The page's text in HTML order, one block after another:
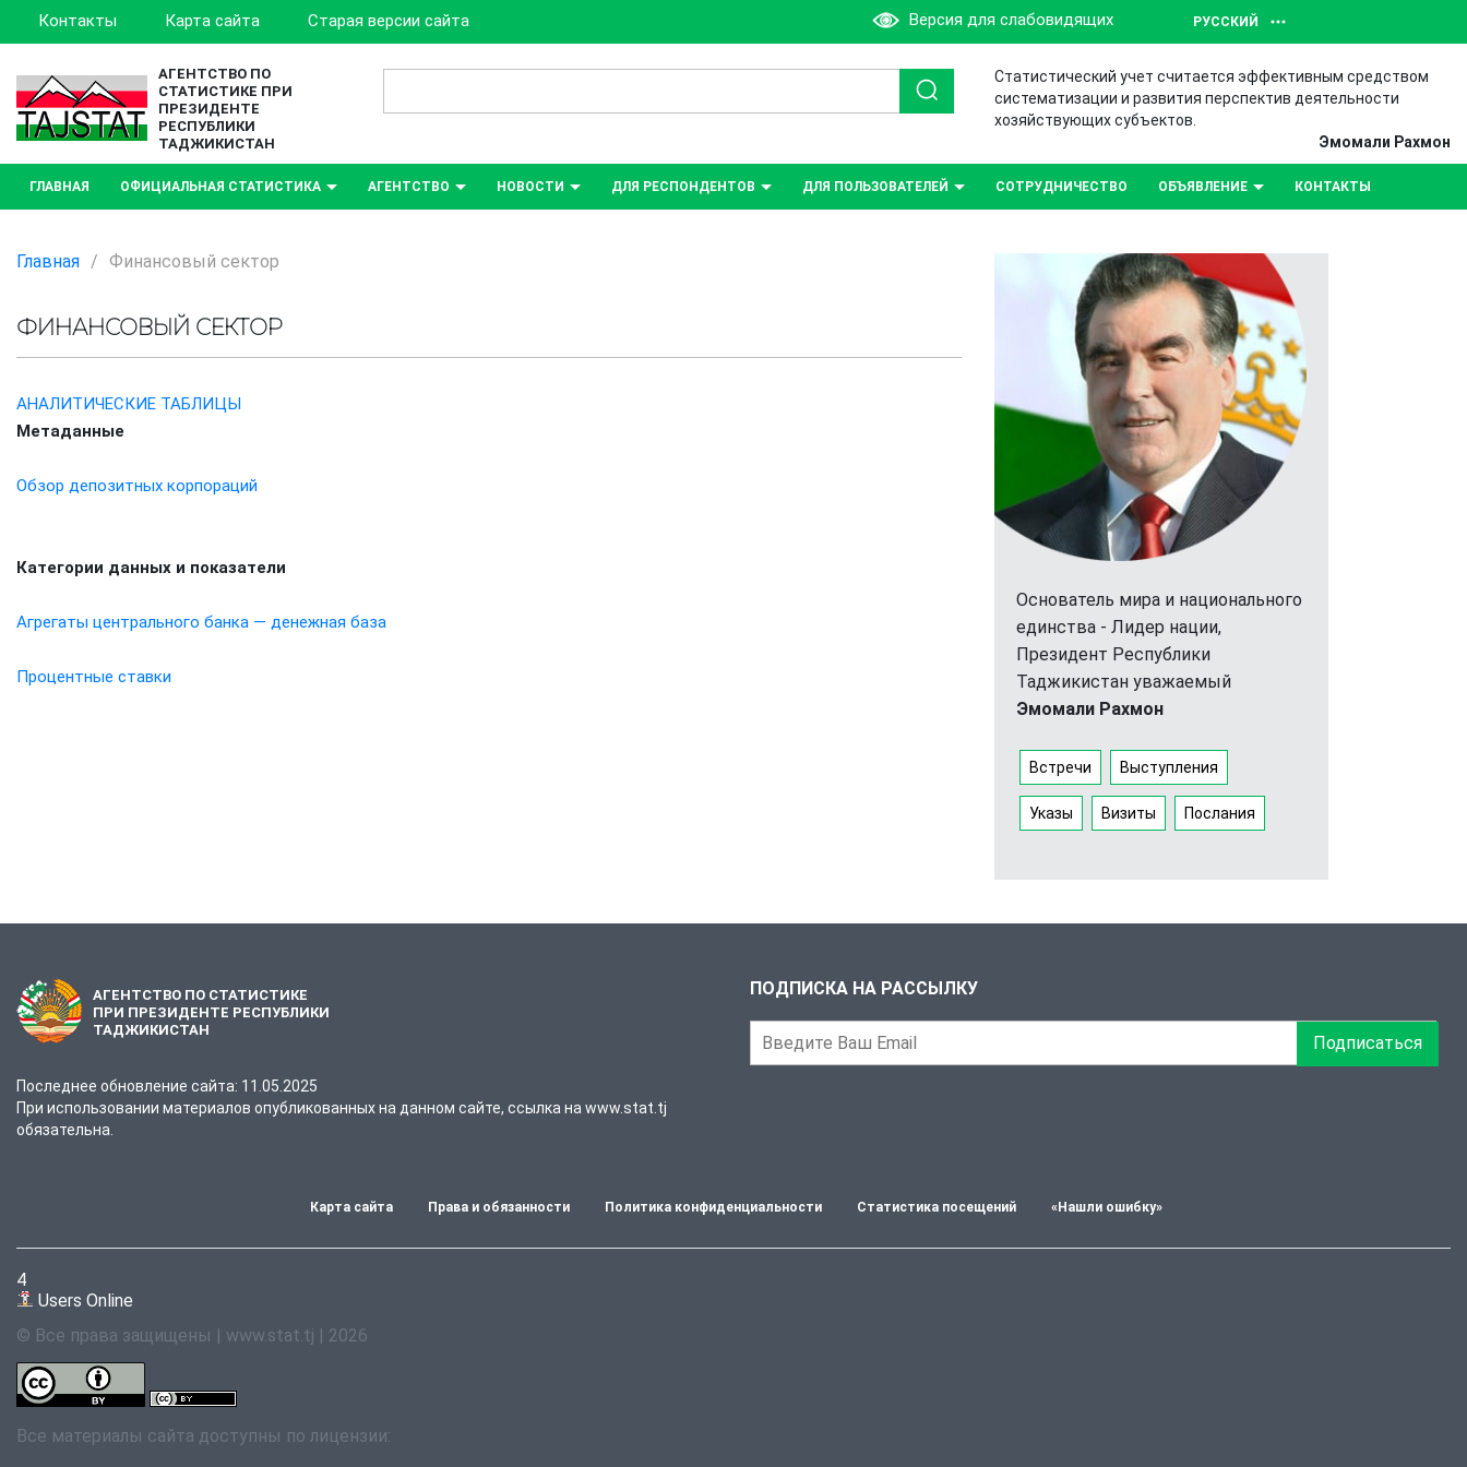
Контакты Карта сайта Старая версии сайта Версия для слабовидящих РУССКИЙ
АГЕНТСТВО ПО
СТАТИСТИКЕ ПРИ
ПРЕЗИДЕНТЕ
РЕСПУБЛИКИ
ТАДЖИКИСТАН
Статистический учет считается эффективным средством
систематизации и развития перспектив деятельности
хозяйствующих субъектов.
Эмомали Рахмон
ГЛАВНАЯ ОФИЦИАЛЬНАЯ СТАТИСТИКА АГЕНТСТВО НОВОСТИ ДЛЯ РЕСПОНДЕНТОВ ДЛЯ ПОЛЬЗОВАТЕЛЕЙ СОТРУДНИЧЕСТВО ОБЪЯВЛЕНИЕ КОНТАКТЫ
Главная / Финансовый сектор
ФИНАНСОВЫЙ СЕКТОР
АНАЛИТИЧЕСКИЕ ТАБЛИЦЫ
Метаданные
Обзор депозитных корпораций
Категории данных и показатели
Агрегаты центрального банка — денежная база
Процентные ставки
Основатель мира и национального
единства - Лидер нации,
Президент Республики
Таджикистан уважаемый
Эмомали Рахмон
Встречи Выступления
Указы Визиты Послания
АГЕНТСТВО ПО СТАТИСТИКЕ
ПРИ ПРЕЗИДЕНТЕ РЕСПУБЛИКИ
ТАДЖИКИСТАН
Последнее обновление сайта: 11.05.2025
При использовании материалов опубликованных на данном сайте, ссылка на www.stat.tj
обязательна.
ПОДПИСКА НА РАССЫЛКУ
Подписаться
Карта сайта Права и обязанности Политика конфиденциальности Статистика посещений «Нашли ошибку»
4
Users Online
© Все права защищены | www.stat.tj | 2026
Все материалы сайта доступны по лицензии: